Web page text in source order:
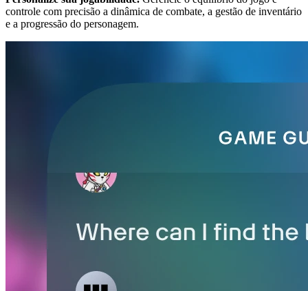
controle com precisão a dinâmica de combate, a gestão de inventário
e a progressão do personagem.